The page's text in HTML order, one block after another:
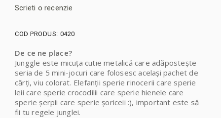
Scrieti o recenzie
COD PRODUS: 0420
De ce ne place?
Junggle este micuța cutie metalică care adăpostește
seria de 5 mini-jocuri care folosesc același pachet de
cărți, viu colorat. Elefanții sperie rinocerii care sperie
leii care sperie crocodilii care sperie hienele care
sperie șerpii care sperie șoriceii :), important este să
fii tu regele junglei.